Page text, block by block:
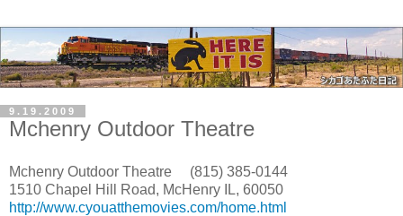
9.19.2009
Mchenry Outdoor Theatre
Mchenry Outdoor Theatre (815) 385-0144
1510 Chapel Hill Road, McHenry IL, 60050
http://www.cyouatthemovies.com/home.html